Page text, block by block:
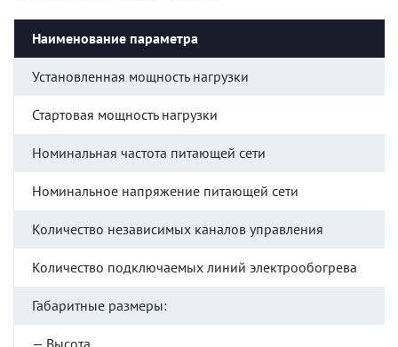
Наименование параметра
Установленная мощность нагрузки
Стартовая мощность нагрузки
Номинальная частота питающей сети
Номинальное напряжение питающей сети
Количество независимых каналов управления
Количество подключаемых линий электрообогрева
Габаритные размеры:
— Высота